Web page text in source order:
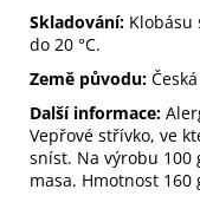
Skladování:
do 20 °C.
Země původu:
Další informace:
Vepřové střívko, ve
sníst. Na výrobu 100
masa. Hmotnost 160